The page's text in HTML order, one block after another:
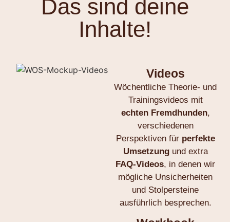
Das sind deine
Inhalte!
Videos
Wöchentliche Theorie- und
Trainingsvideos mit
echten Fremdhunden,
verschiedenen
Perspektiven für perfekte
Umsetzungund extra
FAQ-Videos, in denen wir
mögliche Unsicherheiten
und Stolpersteine
ausführlich besprechen.